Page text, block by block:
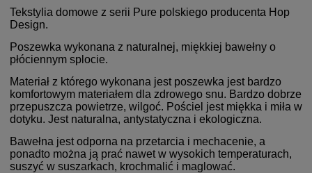
Tekstylia domowe z serii Pure polskiego producenta Hop
Design.
Poszewka wykonana z naturalnej, miękkiej bawełny o
płóciennym splocie.
Materiał z którego wykonana jest poszewka jest bardzo
komfortowym materiałem dla zdrowego snu. Bardzo dobrze
przepuszcza powietrze, wilgoć. Pościel jest miękka i miła w
dotyku. Jest naturalna, antystatyczna i ekologiczna.
Bawełna jest odporna na przetarcia i mechacenie, a
ponadto można ją prać nawet w wysokich temperaturach,
suszyć w suszarkach, krochmalić i maglować.